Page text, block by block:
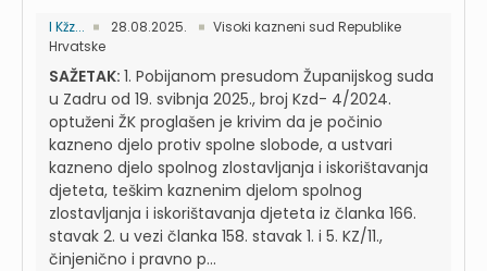
I Kžz... 28.08.2025.
Visoki kazneni sud Republike
Hrvatske
SAŽETAK: 1. Pobijanom presudom Županijskog suda
u Zadru od 19. svibnja 2025., broj Kzd- 4/2024.
optuženi ŽK proglašen je krivim da je počinio
kazneno djelo protiv spolne slobode, a ustvari
kazneno djelo spolnog zlostavljanja i iskorištavanja
djeteta, teškim kaznenim djelom spolnog
zlostavljanja i iskorištavanja djeteta iz članka 166.
stavak 2. u vezi članka 158. stavak 1. i 5. KZ/11.,
činjenično i pravno p...